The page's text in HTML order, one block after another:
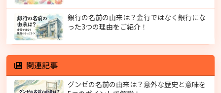
銀行の名前の由来は？金行ではなく銀行にな
った3つの理由をご紹介！
関連記事
グンゼの名前の由来は？意外な歴史と意味を